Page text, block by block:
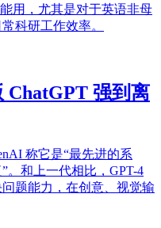
用，尤其是对于英语非母
科研工作效率。
ChatGPT 强到离
称它是“最先进的系
。和上一代相比，GPT-4
题能力，在创意、视觉输